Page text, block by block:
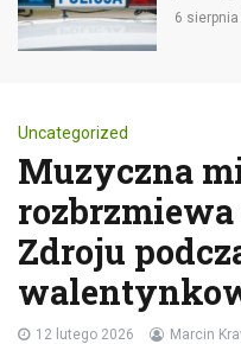
6 sierpnia
Uncategorized
Muzyczna
Zdroju
12 lutego 2026 Marcin